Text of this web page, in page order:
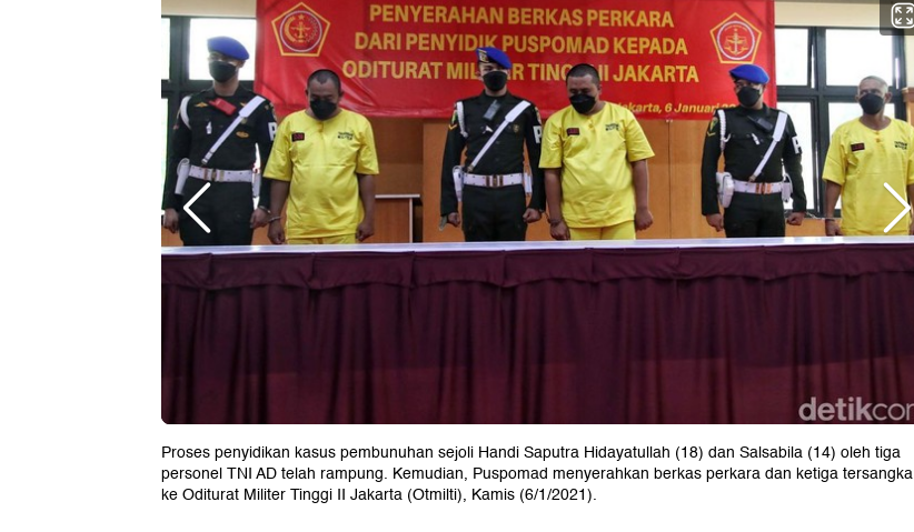
Proses penyidikan kasus pembunuhan sejoli Handi Saputra Hidayatullah (18) dan Salsabila (14) oleh tiga
personel TNI AD telah rampung. Kemudian, Puspomad menyerahkan berkas perkara dan ketiga tersangka
ke Oditurat Militer Tinggi II Jakarta (Otmilti), Kamis (6/1/2021).